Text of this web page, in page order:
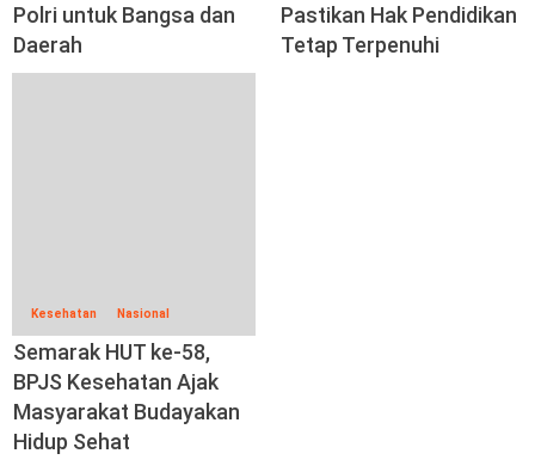
Polri untuk Bangsa dan
Daerah
Pastikan Hak Pendidikan
Tetap Terpenuhi
Kesehatan Nasional
Semarak HUT ke-58,
BPJS Kesehatan Ajak
Masyarakat Budayakan
Hidup Sehat